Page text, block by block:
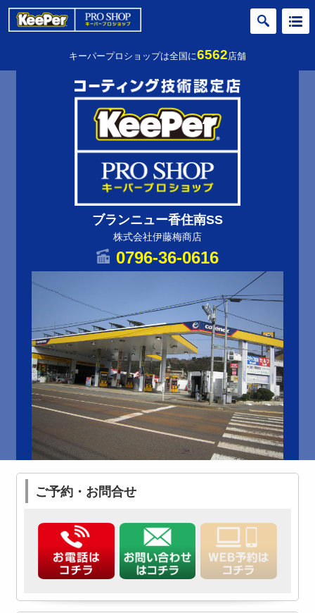
キーパープロショップは全国に6562店舗
ブランニュー香住南SS
株式会社伊藤梅商店
0796-36-0616
ご予約・お問合せ